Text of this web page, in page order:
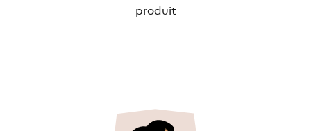
produit